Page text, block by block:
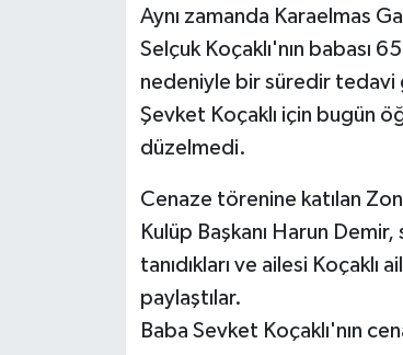
Aynı zamanda Karaelmas
Selçuk Koçaklı'nın babası
nedeniyle bir süredir tedavi
Şevket Koçaklı için bugün
düzelmedi.
Cenaze törenine katılan
Kulüp Başkanı Harun
tanıdıkları ve ailesi Koçaklı
paylaştılar.
Baba Sevket Koçaklı'nın